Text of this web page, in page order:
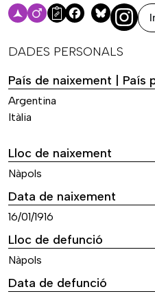
Facebook
Bluesky
DADES PERSONALS
País de naixement | País
Argentina
Itàlia
Lloc de naixement
Nàpols
Data de naixement
16/01/1916
Lloc de defunció
Nàpols
Data de defunció